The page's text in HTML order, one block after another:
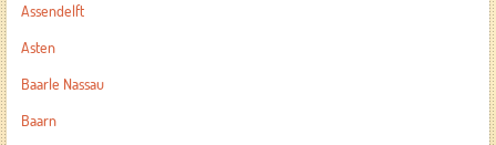
Assendelft
Asten
Baarle Nassau
Baarn